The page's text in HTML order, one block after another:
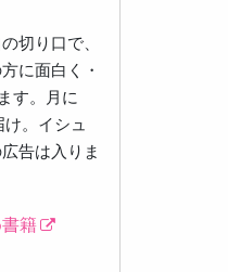
切り口で、
に面白く・
す。月に
。イシュ
告は入りま
籍